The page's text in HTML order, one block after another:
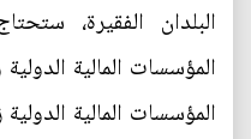
البلدان الفقيرة،
المؤسسات المالية
المؤسسات المالية